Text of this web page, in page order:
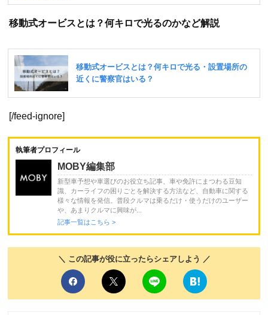
移動式オービスとは？何キロで光るのかなど解説
[/feed-ignore]
執筆者プロフィール
MOBY編集部
新型車予想や車選びのお役立ち記事、車や免許にまつわる豆知
識、カーライフの困りごとを解決する方法など、自動車に関する
様々な情報を発信。普段クルマは乗るだけ・使うだけのユーザー
や、あまりクルマに興味が...
記事一覧はこちら >
＼ この記事が役に立ったらシェアしよう ／